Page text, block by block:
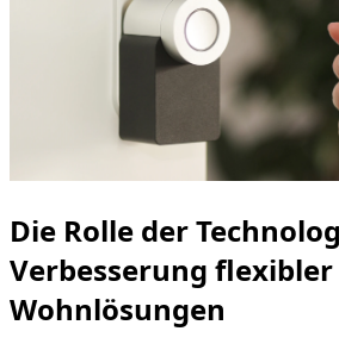
Die Rolle der
Verbesserung flexibler
Wohnlösungen